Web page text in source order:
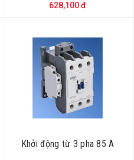
628,100 đ
Khởi động từ 3 pha 85 A